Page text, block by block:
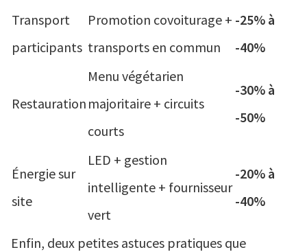
Transport
participants
Promotion covoiturage +
transports en commun
-25% à
-40%
Restauration
Menu végétarien
majoritaire + circuits
courts
-30% à
-50%
Énergie sur
site
LED + gestion
intelligente + fournisseur
vert
-20% à
-40%
Enfin, deux petites astuces pratiques que